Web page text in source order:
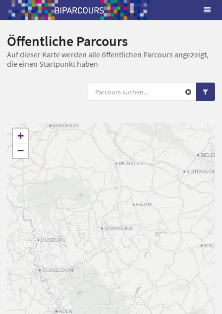
Öffentliche Parcours
Auf dieser Karte werden alle öffentlichen Parcours angezeigt,
die einen Startpunkt haben
+
−